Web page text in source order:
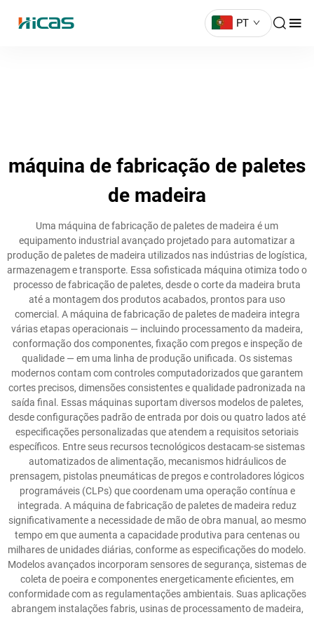
PT
máquina de fabricação de paletes
de madeira
Uma máquina de fabricação de paletes de madeira é um
equipamento industrial avançado projetado para automatizar a
produção de paletes de madeira utilizados nas indústrias de logística,
armazenagem e transporte. Essa sofisticada máquina otimiza todo o
processo de fabricação de paletes, desde o corte da madeira bruta
até a montagem dos produtos acabados, prontos para uso
comercial. A máquina de fabricação de paletes de madeira integra
várias etapas operacionais — incluindo processamento da madeira,
conformação dos componentes, fixação com pregos e inspeção de
qualidade — em uma linha de produção unificada. Os sistemas
modernos contam com controles computadorizados que garantem
cortes precisos, dimensões consistentes e qualidade padronizada na
saída final. Essas máquinas suportam diversos modelos de paletes,
desde configurações padrão de entrada por dois ou quatro lados até
especificações personalizadas que atendem a requisitos setoriais
específicos. Entre seus recursos tecnológicos destacam-se sistemas
automatizados de alimentação, mecanismos hidráulicos de
prensagem, pistolas pneumáticas de pregos e controladores lógicos
programáveis (CLPs) que coordenam uma operação contínua e
integrada. A máquina de fabricação de paletes de madeira reduz
significativamente a necessidade de mão de obra manual, ao mesmo
tempo em que aumenta a capacidade produtiva para centenas ou
milhares de unidades diárias, conforme as especificações do modelo.
Modelos avançados incorporam sensores de segurança, sistemas de
coleta de poeira e componentes energeticamente eficientes, em
conformidade com as regulamentações ambientais. Suas aplicações
abrangem instalações fabris, usinas de processamento de madeira,